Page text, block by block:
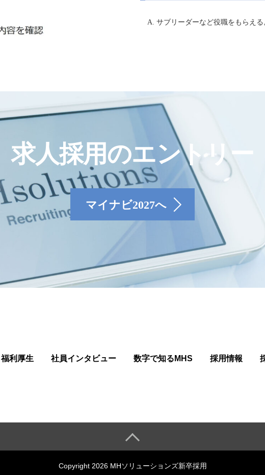
A. サブリーダーなど役職をもらえる
求人採用のエントリー
マイナビ2027へ
福利厚生 社員インタビュー 数字で知るMHS 採用情報
Copyright 2026 MHソリューションズ新卒採用